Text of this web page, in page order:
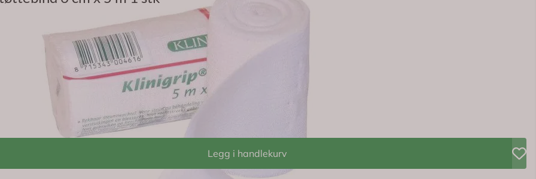
Legg i handlekurv
og avlastningsbind som gir optimal støtte og avlastning.
bomull og er enkeltpakket med bandasjehaker for sikker festing. Bindet passer til en rekke medisinske formål,
og fiksering av skader og bandasjer.
uten folder under bruk og glir ikke på grunn av sin elastisitet.
får bindet tilbake sin tøyelighet ved forskriftsmessig vask.
enkel påføring med god ventilasjon.